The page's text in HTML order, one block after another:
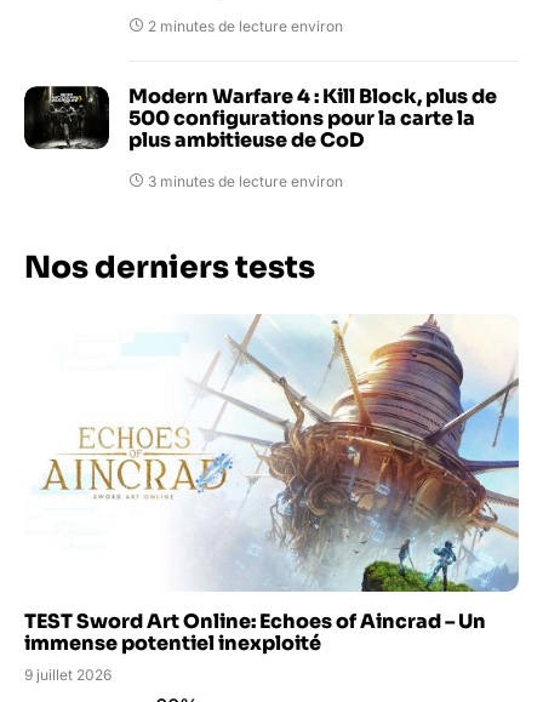
2 minutes de lecture environ
Modern Warfare 4 : Kill Block, plus de
500 configurations pour la carte la
plus ambitieuse de CoD
3 minutes de lecture environ
Nos derniers tests
TEST Sword Art Online: Echoes of Aincrad – Un
immense potentiel inexploité
9 juillet 2026